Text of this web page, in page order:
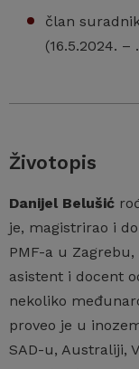
član
(16.5.2024. –
Životopis
Danijel Belušić
je, magistrirao i
PMF-a u
asistent i docent
nekoliko
proveo je u
SAD-u, Australiji,